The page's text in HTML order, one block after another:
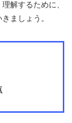
解するために、
ましょう。